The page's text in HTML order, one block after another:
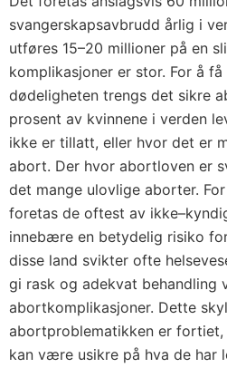
svangerskapsavbrudd årlig i
utføres 15–20 millioner på en
komplikasjoner er stor. For å få
dødeligheten trengs det sikre
prosent av kvinnene i verden
ikke er tillatt, eller hvor det er
abort. Der hvor abortloven er
det mange ulovlige aborter.
foretas de oftest av
innebære en betydelig risiko
disse land svikter ofte
gi rask og adekvat behandling
abortkomplikasjoner. Dette
abortproblematikken er fortiet,
kan være usikre på hva de har